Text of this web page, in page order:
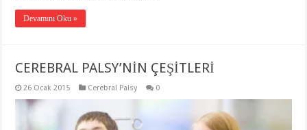
Devamını Oku »
CEREBRAL PALSY’NİN ÇEŞİTLERİ
26 Ocak 2015 Cerebral Palsy 0